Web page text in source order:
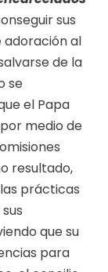
sus
al
de la
se
el Papa
medio de
resultado,
prácticas
que su
para